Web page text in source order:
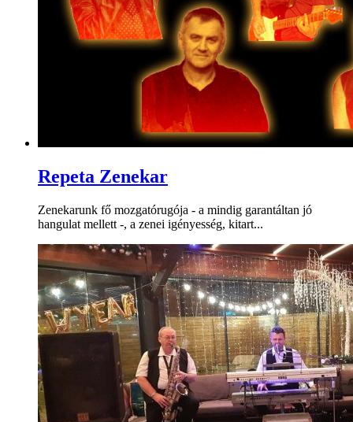
Repeta Zenekar
Zenekarunk fő mozgatórugója - a mindig garantáltan jó
hangulat mellett -, a zenei igényesség, kitart...